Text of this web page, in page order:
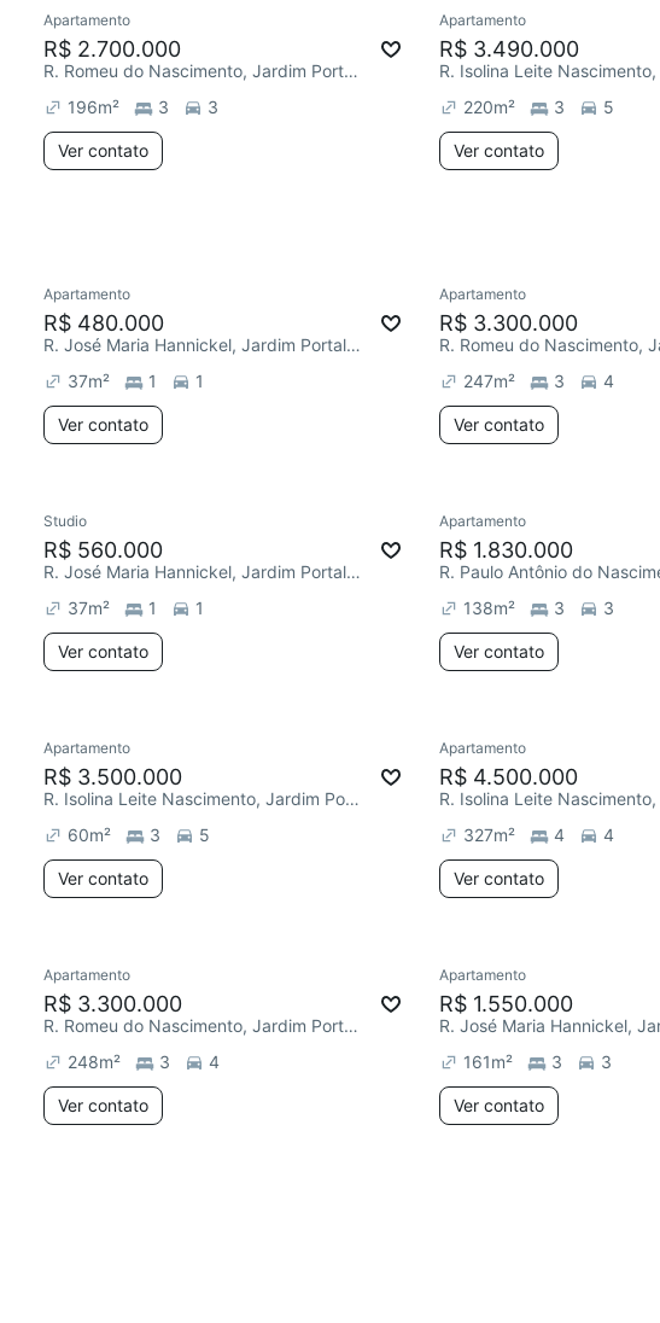
Redecorar
Apartamento
R$ 2.700.000
R. Romeu do Nascimento, Jardim Portal da Colina
196m² 3 3
Ver contato
Apartamento
R$ 3.490.000
220m² 3 5
Ver contato
Apartamento
R$ 480.000
R. José Maria Hannickel, Jardim Portal da Colina
37m² 1 1
Ver contato
Apartamento
R$ 3.300.000
247m² 3 4
Ver contato
Studio
R$ 560.000
R. José Maria Hannickel, Jardim Portal da Colina
37m² 1 1
Ver contato
Apartamento
R$ 1.830.000
138m² 3 3
Ver contato
Apartamento
R$ 3.500.000
R. Isolina Leite Nascimento, Jardim Portal da Colina
60m² 3 5
Ver contato
Apartamento
R$ 4.500.000
327m² 4 4
Ver contato
Apartamento
R$ 3.300.000
R. Romeu do Nascimento, Jardim Portal da Colina
248m² 3 4
Ver contato
Apartamento
R$ 1.550.000
161m² 3 3
Ver contato